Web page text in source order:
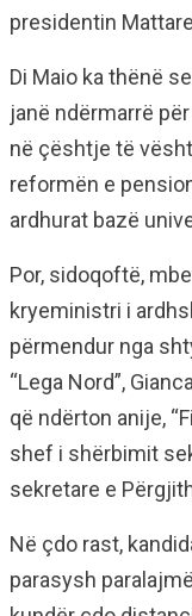
presidentin
Di Maio ka thënë
janë ndërmarrë
në çështje të
reformën e
ardhurat bazë
Por, sidoqoftë,
kryeministri i
përmendur nga
“Lega Nord”,
që ndërton anije,
shef i shërbimit
sekretare e
Në çdo rast,
parasysh